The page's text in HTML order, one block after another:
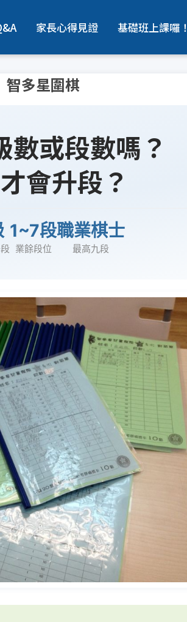
家長心得見證 基礎班上課囉！
智多星圍棋
數或段數嗎？
才會升段？
1~7段
業餘段位
職業棋士
最高九段